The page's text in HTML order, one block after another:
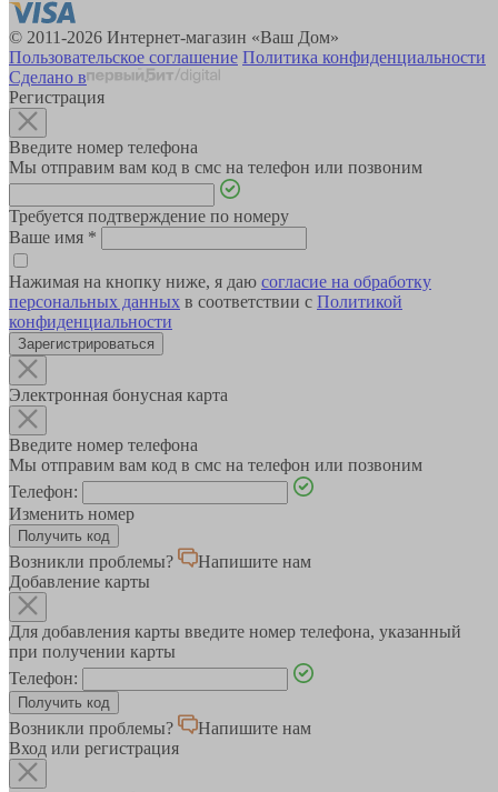
© 2011-2026 Интернет-магазин «Ваш Дом»
Пользовательское соглашение Политика конфиденциальности
Сделано в
Регистрация
Введите номер телефона
Мы отправим вам код в смс на телефон или позвоним
Требуется подтверждение по номеру
Ваше имя *
Нажимая на кнопку ниже, я даю согласие на обработку
персональных данных в соответствии с Политикой
конфиденциальности
Зарегистрироваться
Электронная бонусная карта
Введите номер телефона
Мы отправим вам код в смс на телефон или позвоним
Телефон:
Изменить номер
Возникли проблемы?
Напишите нам
Добавление карты
Для добавления карты введите номер телефона, указанный
при получении карты
Телефон:
Возникли проблемы?
Напишите нам
Вход или регистрация